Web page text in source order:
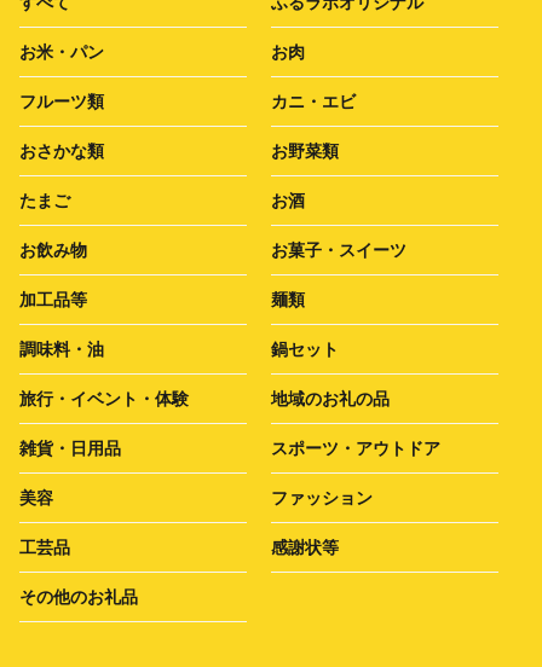
お米・パン お肉
フルーツ類 カニ・エビ
おさかな類 お野菜類
たまご お酒
お飲み物 お菓子・スイーツ
加工品等 麺類
調味料・油 鍋セット
旅行・イベント・体験 地域のお礼の品
雑貨・日用品 スポーツ・アウトドア
美容 ファッション
工芸品 感謝状等
その他のお礼品